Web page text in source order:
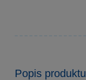
Popis produktu